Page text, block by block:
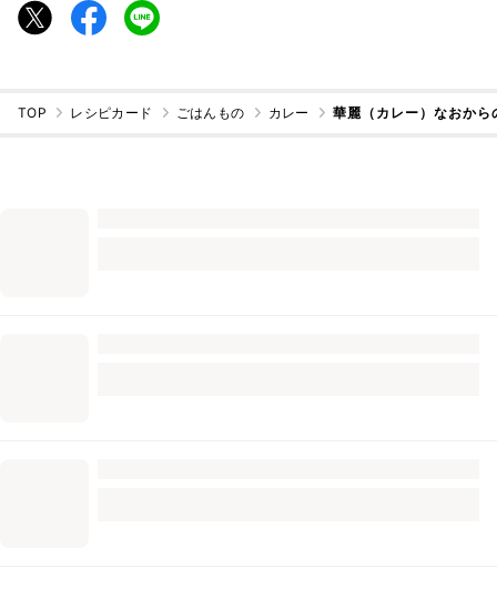
TOP レシピカード ごはんもの カレー 華麗（カレー）なおから